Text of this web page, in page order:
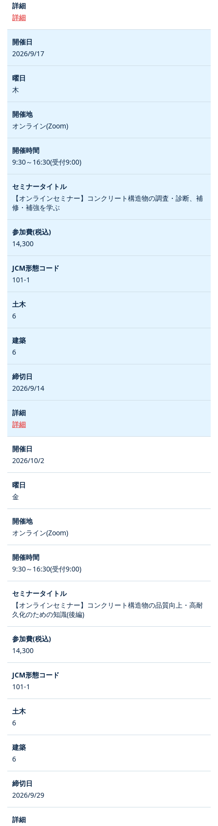
詳細
2026/9/17
木
オンライン(Zoom)
9:30～16:30(受付9:00)
【オンラインセミナー】コンクリート構造物の調査・診断、補
修・補強を学ぶ
14,300
101-1
6
6
2026/9/14
詳細
2026/10/2
金
オンライン(Zoom)
9:30～16:30(受付9:00)
【オンラインセミナー】コンクリート構造物の品質向上・高耐
久化のための知識(後編)
14,300
101-1
6
6
2026/9/29